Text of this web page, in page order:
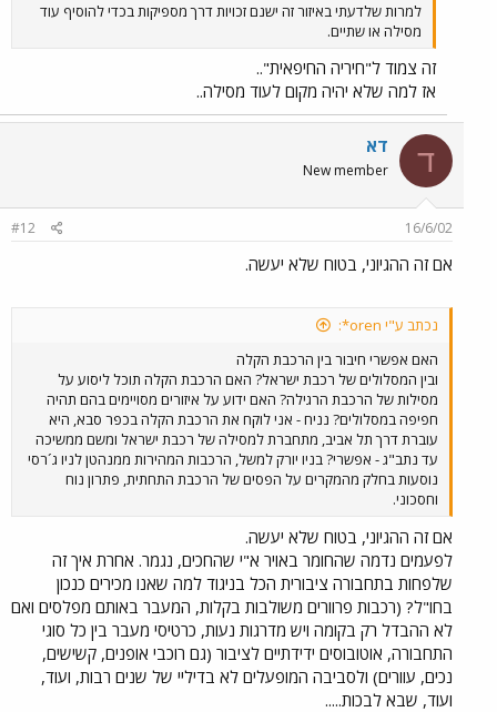
למרות שלדעתי באיזור זה ישנם זכויות דרך מספיקות בכדי להוסיף עוד
מסילה או שתיים.
זה צמוד ל"חיריה החיפאית"..
אז למה שלא יהיה מקום לעוד מסילה..
ד דא
New member
16/6/02
#12
אם זה ההגיוני, בטוח שלא יעשה.
נכתב ע"י oren*:
האם אפשרי חיבור בין הרכבת הקלה
ובין המסלולים של רכבת ישראל? האם הרכבת הקלה תוכל ליסוע על
מסילות של הרכבת הרגילה? האם ידוע על איזורים מסויימים בהם תהיה
חפיפה במסלולים? נניח - אני לוקח את הרכבת הקלה בכפר סבא, היא
עוברת דרך תל אביב, מתחברת למסילה של רכבת ישראל ומשם ממשיכה
עד נתב"ג - אפשרי? בניו יורק למשל, הרכבות המהירות ממנהטן לניו ג´רסי
נוסעות בחלק מהמקרים על הפסים של הרכבת התחתית, פתרון נוח
וחסכוני.
אם זה ההגיוני, בטוח שלא יעשה.
לפעמים נדמה שהחומר באויר א"י שהחכים, נגמר. אחרת איך זה
שלפחות בתחבורה ציבורית הכל בניגוד למה שאנו מכירים כנכון
בחו"ל? (רכבות פרוורים משולבות בקלות, המעבר באותם מפלסים ואם
לא ההבדל רק בקומה ויש מדרגות נעות, כרטיסי מעבר בין כל סוגי
התחבורה, אוטובוסים ידידתיים לציבור (גם רוכבי אופנים, קשישים,
נכים, עוורים) ולסביבה המופעלים לא בדיליי של שנים רבות, ועוד,
ועוד, שבא לבכות.....